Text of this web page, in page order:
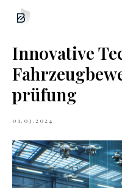
Innovative
prüfung
01.03.2024